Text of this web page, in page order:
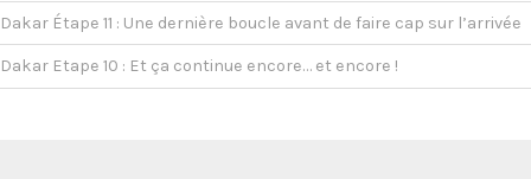
Dakar Étape 11 : Une dernière boucle avant de faire cap sur l’arrivée
Dakar Etape 10 : Et ça continue encore… et encore !